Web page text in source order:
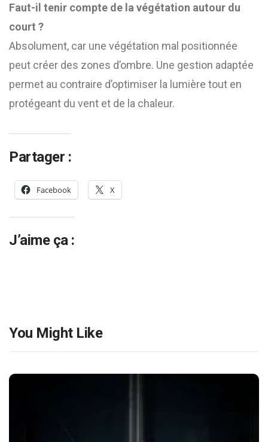
Faut-il tenir compte de la végétation autour du
court ?
Absolument, car une végétation mal positionnée
peut créer des zones d’ombre. Une gestion adaptée
permet au contraire d’optimiser la lumière tout en
protégeant du vent et de la chaleur.
Partager :
Facebook X
J’aime ça :
You Might Like